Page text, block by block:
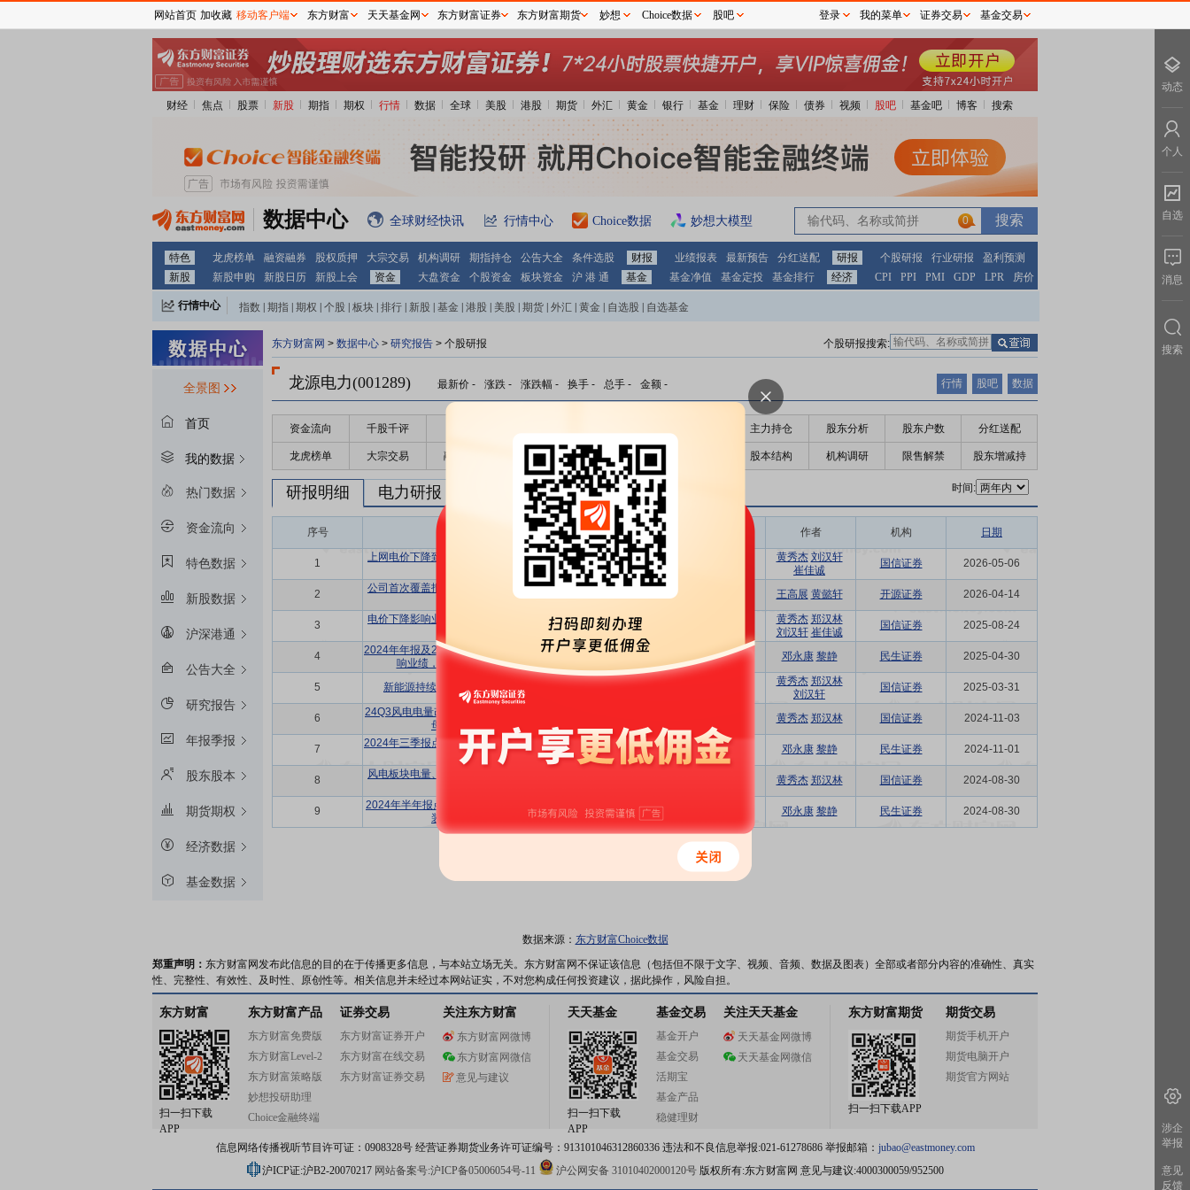
财经 焦点 股票 新股 期指 期权 行情 数据 全球 美股 港股 期货 外汇 黄金 银行 基金 理财 保险 债券 视频 股吧 基金吧 博客 搜索
数据中心 全球财经快讯 行情中心 Choice数据 妙想大模型 0
特色 龙虎榜单 融资融券 股权质押 大宗交易 机构调研 期指持仓 公告大全 条件选股 财报 业绩报表 最新预告 分红送配 研报 个股研报 行业研报
盈利预测
新股
新股申购 新股日历 新股上会 资金 大盘资金 个股资金 板块资金 沪 港 通 基金 基金净值 基金定投 基金排行 经济 CPI PPI PMI GDP LPR 房价
行情中心 指数 期指 期权 个股 板块 排行 新股 基金 港股 美股 期货 外汇 黄金 自选股 自选基金
全景图
首页
我的数据
热门数据
资金流向
特色数据
新股数据
沪深港通
公告大全
研究报告
年报季报
股东股本
期货期权
经济数据
基金数据
东方财富网 > 数据中心 > 研究报告 > 个股研报 个股研报搜索:
龙源电力(001289) 最新价 - 涨跌 - 涨跌幅 - 换手 - 总手 - 金额 - 行情 股吧 数据
资金流向 千股千评 主力持仓 股东分析 股东户数 分红送配
龙虎榜单 大宗交易 融资融券 高管持股 股东大会 股本结构 机构调研 限售解禁 股东增减持
时间:
研报明细 电力研报 电力盈利预测
序号
东财
评级
作者 机构 日期
1
上网电价下降致使业绩承压，经营活动现金流
增持 黄秀杰 刘汉轩
崔佳诚
国信证券 2026-05-06
2
公司首次覆盖报告：风电龙头源远流长，集团
王高展 黄懿轩 开源证券 2026-04-14
3
电价下降影响业绩表现，加快建设大基地和海
增持 黄秀杰 郑汉林
刘汉轩 崔佳诚
国信证券 2025-08-24
4
2024年年报及2025年一季报点评：来风偏弱影
响业绩，自建+注入增加装机规模
增持 维持 邓永康 黎静 民生证券 2025-04-30
5 新能源持续发展，分红比例进一步提升 黄秀杰 郑汉林
刘汉轩
国信证券 2025-03-31
6
24Q3风电电量改善，投资收益增长显著使得归
母净利润增幅较大
黄秀杰 郑汉林 国信证券 2024-11-03
7
2024年三季报点评：Q3业绩高增长，优质资产
注入贡献增量
增持 维持 邓永康 黎静 民生证券 2024-11-01
8
风电板块电量、电价下降影响业绩，装机容量
黄秀杰 郑汉林 国信证券 2024-08-30
9
2024年半年报点评：来风偏弱影响业绩，风光
装机规模继续扩大
增持 邓永康 黎静 民生证券 2024-08-30
数据来源： 东方财富Choice数据
郑重声明： 东方财富网发布此信息的目的在于传播更多信息，与本站立场无关。东方财富网不保证该信息（包括但不限于文字、视频、音频、数据及图表）全部或者部分内容的准确性、真实
性、完整性、有效性、及时性、原创性等。相关信息并未经过本网站证实，不对您构成任何投资建议，据此操作，风险自担。
东方财富
扫一扫下载
APP
东方财富产品
东方财富免费版
东方财富Level-2
东方财富策略版
妙想投研助理
Choice金融终端
证券交易
东方财富证券开户
东方财富在线交易
东方财富证券交易
关注东方财富
东方财富网微博
东方财富网微信
意见与建议
天天基金
扫一扫下载
APP
基金交易
基金开户
基金交易
活期宝
基金产品
稳健理财
关注天天基金
天天基金网微博
天天基金网微信
东方财富期货
扫一扫下载APP
期货交易
期货手机开户
期货电脑开户
期货官方网站
信息网络传播视听节目许可证：0908328号 经营证券期货业务许可证编号：913101046312860336 违法和不良信息举报:021-61278686 举报邮箱： jubao@eastmoney.com
沪ICP证:沪B2-20070217 网站备案号:沪ICP备05006054号-11 沪公网安备 31010402000120号版权所有:东方财富网 意见与建议:4000300059/952500
网站首页 加收藏 移动客户端 东方财富 天天基金网 东方财富证券 东方财富期货 妙想 Choice数据 股吧 登录 我的菜单 证券交易 基金交易
动态
个人
自选
消息
搜索
涉企
举报
意见
反馈